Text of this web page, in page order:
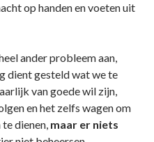
op handen en voeten uit
ander probleem aan,
dient gesteld wat we te
van goede wil zijn,
en het zelfs wagen om
dienen, maar er niets